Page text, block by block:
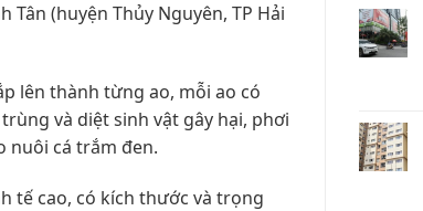
(huyện Thủy Nguyên, TP Hải
lên thành từng ao, mỗi ao có
và diệt sinh vật gây hại, phơi
nuôi cá trắm đen.
tế cao, có kích thước và trọng